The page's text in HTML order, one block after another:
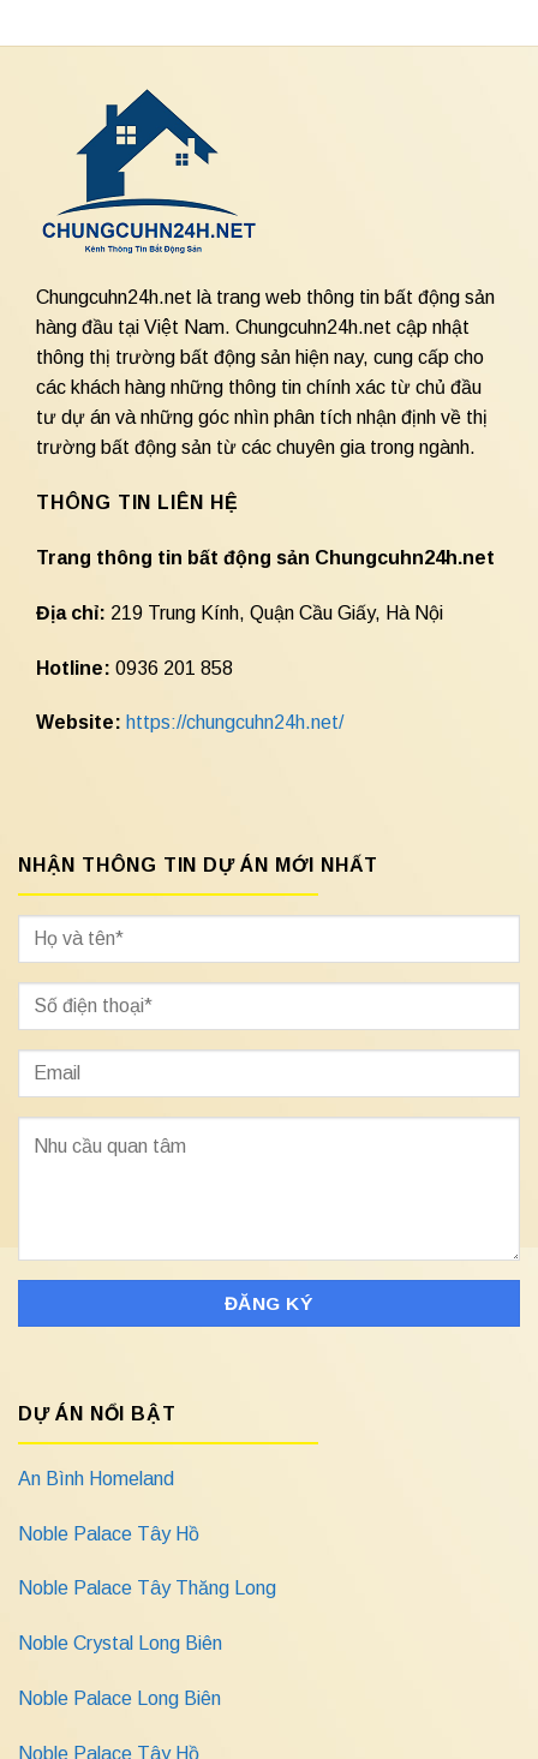
Chungcuhn24h.net là trang web thông tin bất động sản
hàng đầu tại Việt Nam. Chungcuhn24h.net cập nhật
thông thị trường bất động sản hiện nay, cung cấp cho
các khách hàng những thông tin chính xác từ chủ đầu
tư dự án và những góc nhìn phân tích nhận định về thị
trường bất động sản từ các chuyên gia trong ngành.
THÔNG TIN LIÊN HỆ
Trang thông tin bất động sản Chungcuhn24h.net
Địa chỉ: 219 Trung Kính, Quận Cầu Giấy, Hà Nội
Hotline: 0936 201 858
Website: https://chungcuhn24h.net/
NHẬN THÔNG TIN DỰ ÁN MỚI NHẤT
DỰ ÁN NỔI BẬT
An Bình Homeland
Noble Palace Tây Hồ
Noble Palace Tây Thăng Long
Noble Crystal Long Biên
Noble Palace Long Biên
Noble Palace Tây Hồ